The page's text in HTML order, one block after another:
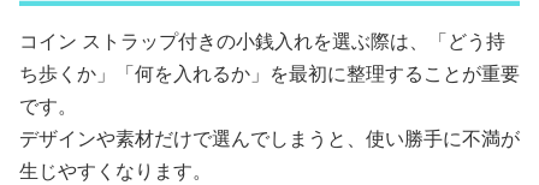
コイン ストラップ付きの小銭入れを選ぶ際は、「どう持
ち歩くか」「何を入れるか」を最初に整理することが重要
です。
デザインや素材だけで選んでしまうと、使い勝手に不満が
生じやすくなります。